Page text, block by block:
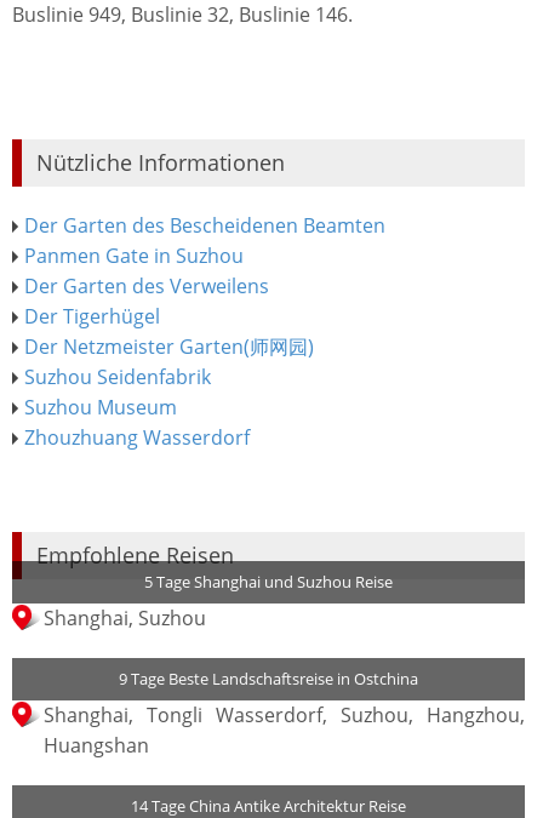
Buslinie 949, Buslinie 32, Buslinie 146.
Nützliche Informationen
Der Garten des Bescheidenen Beamten
Panmen Gate in Suzhou
Der Garten des Verweilens
Der Tigerhügel
Der Netzmeister Garten(师网园)
Suzhou Seidenfabrik
Suzhou Museum
Zhouzhuang Wasserdorf
Empfohlene Reisen
5 Tage Shanghai und Suzhou Reise
Shanghai, Suzhou
9 Tage Beste Landschaftsreise in Ostchina
Shanghai, Tongli Wasserdorf, Suzhou, Hangzhou,
Huangshan
14 Tage China Antike Architektur Reise